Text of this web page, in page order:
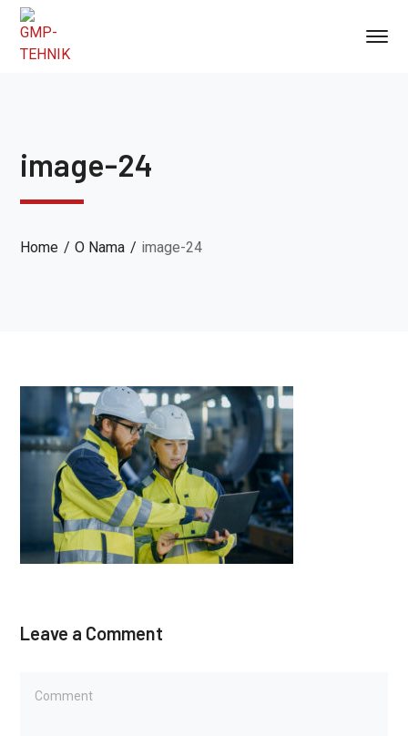
image-24
Home O Nama image-24
Leave a Comment